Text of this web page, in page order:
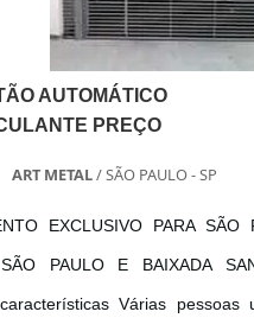
AUTOMÁTICO
PREÇO
ART METAL/ SÃO PAULO - SP
EXCLUSIVO PARA SÃO
PAULO E BAIXADA
Várias pessoas